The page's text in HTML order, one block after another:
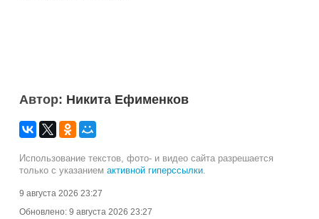
Автор: Никита Ефименков
Использование текстов, фото- и видео сайта разрешается
только с указанием активной гиперссылки.
9 августа 2026 23:27
Обновлено: 9 августа 2026 23:27